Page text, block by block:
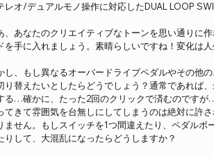
レオ/デュアルモノ操作に対応したDUAL LOOP
、あなたのクリエイティブなトーンを思い通りに
を手に入れましょう。素晴らしいですね！変化は
し、もし異なるオーバードライブペダルやその他
り替えたいとしたらどうでしょう？通常であれば
る…確かに、たった2回のクリックで済むのです
てきて雰囲気を台無しにしてしまうのは絶対に許
ません。もしスイッチを1つ間違えたり、ペダル
りして、大混乱になったらどうしますか？